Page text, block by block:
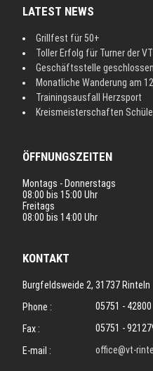
LATEST NEWS
Grillfest für 50+
Toller Erfolg für Turner der
Geschäftsstelle geschlossen
Monatliche Wanderung am
Trainingsausfall Herzsport
Kreismeisterschaften
ÖFFNUNGSZEITEN
Montags - Donnerstags
08:00 bis 15:00 Uhr
Freitags
08:00 bis 14:00 Uhr
KONTAKT
Burgfeldsweide 2, 31737 Rinteln
Phone :
05751 - 42800
Fax :
05751 -
E-mail :
office@vt-